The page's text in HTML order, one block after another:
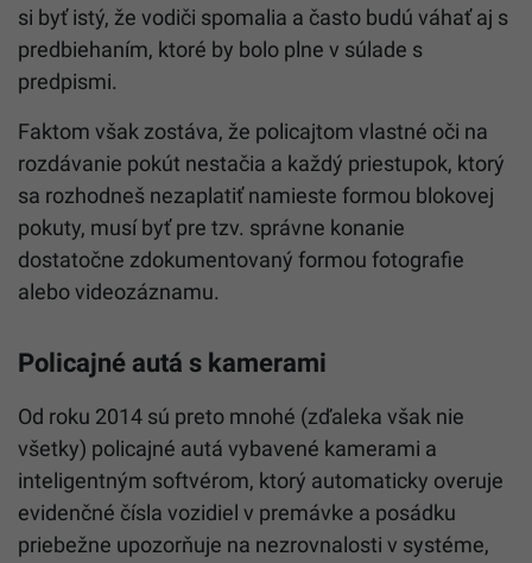
si byť istý, že vodiči spomalia a často budú váhať aj s
predbiehaním, ktoré by bolo plne v súlade s
predpismi.
Faktom však zostáva, že policajtom vlastné oči na
rozdávanie pokút nestačia a každý priestupok, ktorý
sa rozhodneš nezaplatiť namieste formou blokovej
pokuty, musí byť pre tzv. správne konanie
dostatočne zdokumentovaný formou fotografie
alebo videozáznamu.
Policajné autá s kamerami
Od roku 2014 sú preto mnohé (zďaleka však nie
všetky) policajné autá vybavené kamerami a
inteligentným softvérom, ktorý automaticky overuje
evidenčné čísla vozidiel v premávke a posádku
priebežne upozorňuje na nezrovnalosti v systéme,